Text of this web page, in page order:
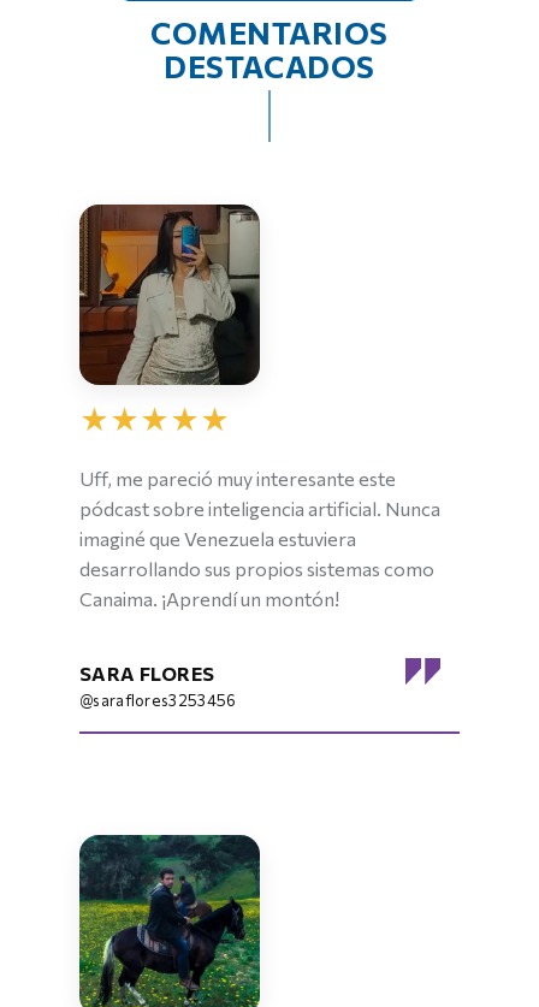
COMENTARIOS
DESTACADOS
★★★★★
Uff, me pareció muy interesante este
pódcast sobre inteligencia artificial. Nunca
imaginé que Venezuela estuviera
desarrollando sus propios sistemas como
Canaima. ¡Aprendí un montón!
SARA FLORES
@saraflores3253456